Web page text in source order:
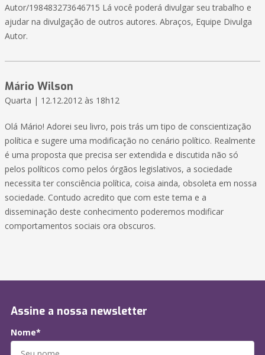
Autor/198483273646715 Lá você poderá divulgar seu trabalho e
ajudar na divulgação de outros autores. Abraços, Equipe Divulga
Autor.
Mário Wilson
Quarta | 12.12.2012 às 18h12
Olá Mário! Adorei seu livro, pois trás um tipo de conscientização
política e sugere uma modificação no cenário político. Realmente
é uma proposta que precisa ser extendida e discutida não só
pelos políticos como pelos órgãos legislativos, a sociedade
necessita ter consciência política, coisa ainda, obsoleta em nossa
sociedade. Contudo acredito que com este tema e a
disseminação deste conhecimento poderemos modificar
comportamentos sociais ora obscuros.
Assine a nossa newsletter
Nome*